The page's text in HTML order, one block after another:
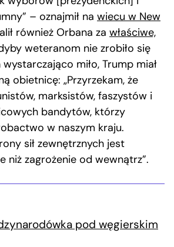
– oznajmił na wiecu w New
również Orbana za właściwe,
weteranom nie zrobiło się
miło, Trump miał
obietnicę: „Przyrzekam, że
marksistów, faszystów i
bandytów, którzy
w naszym kraju.
sił zewnętrznych jest
niż zagrożenie od wewnątrz”.
pod węgierskim